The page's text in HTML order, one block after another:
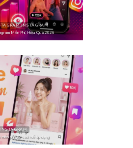
INSTAGRAM
Miễn Phí, Hiệu Quả 2026
phí: 12 cách dễ áp dụng